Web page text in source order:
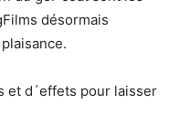
désormais
et d´effets pour laisser